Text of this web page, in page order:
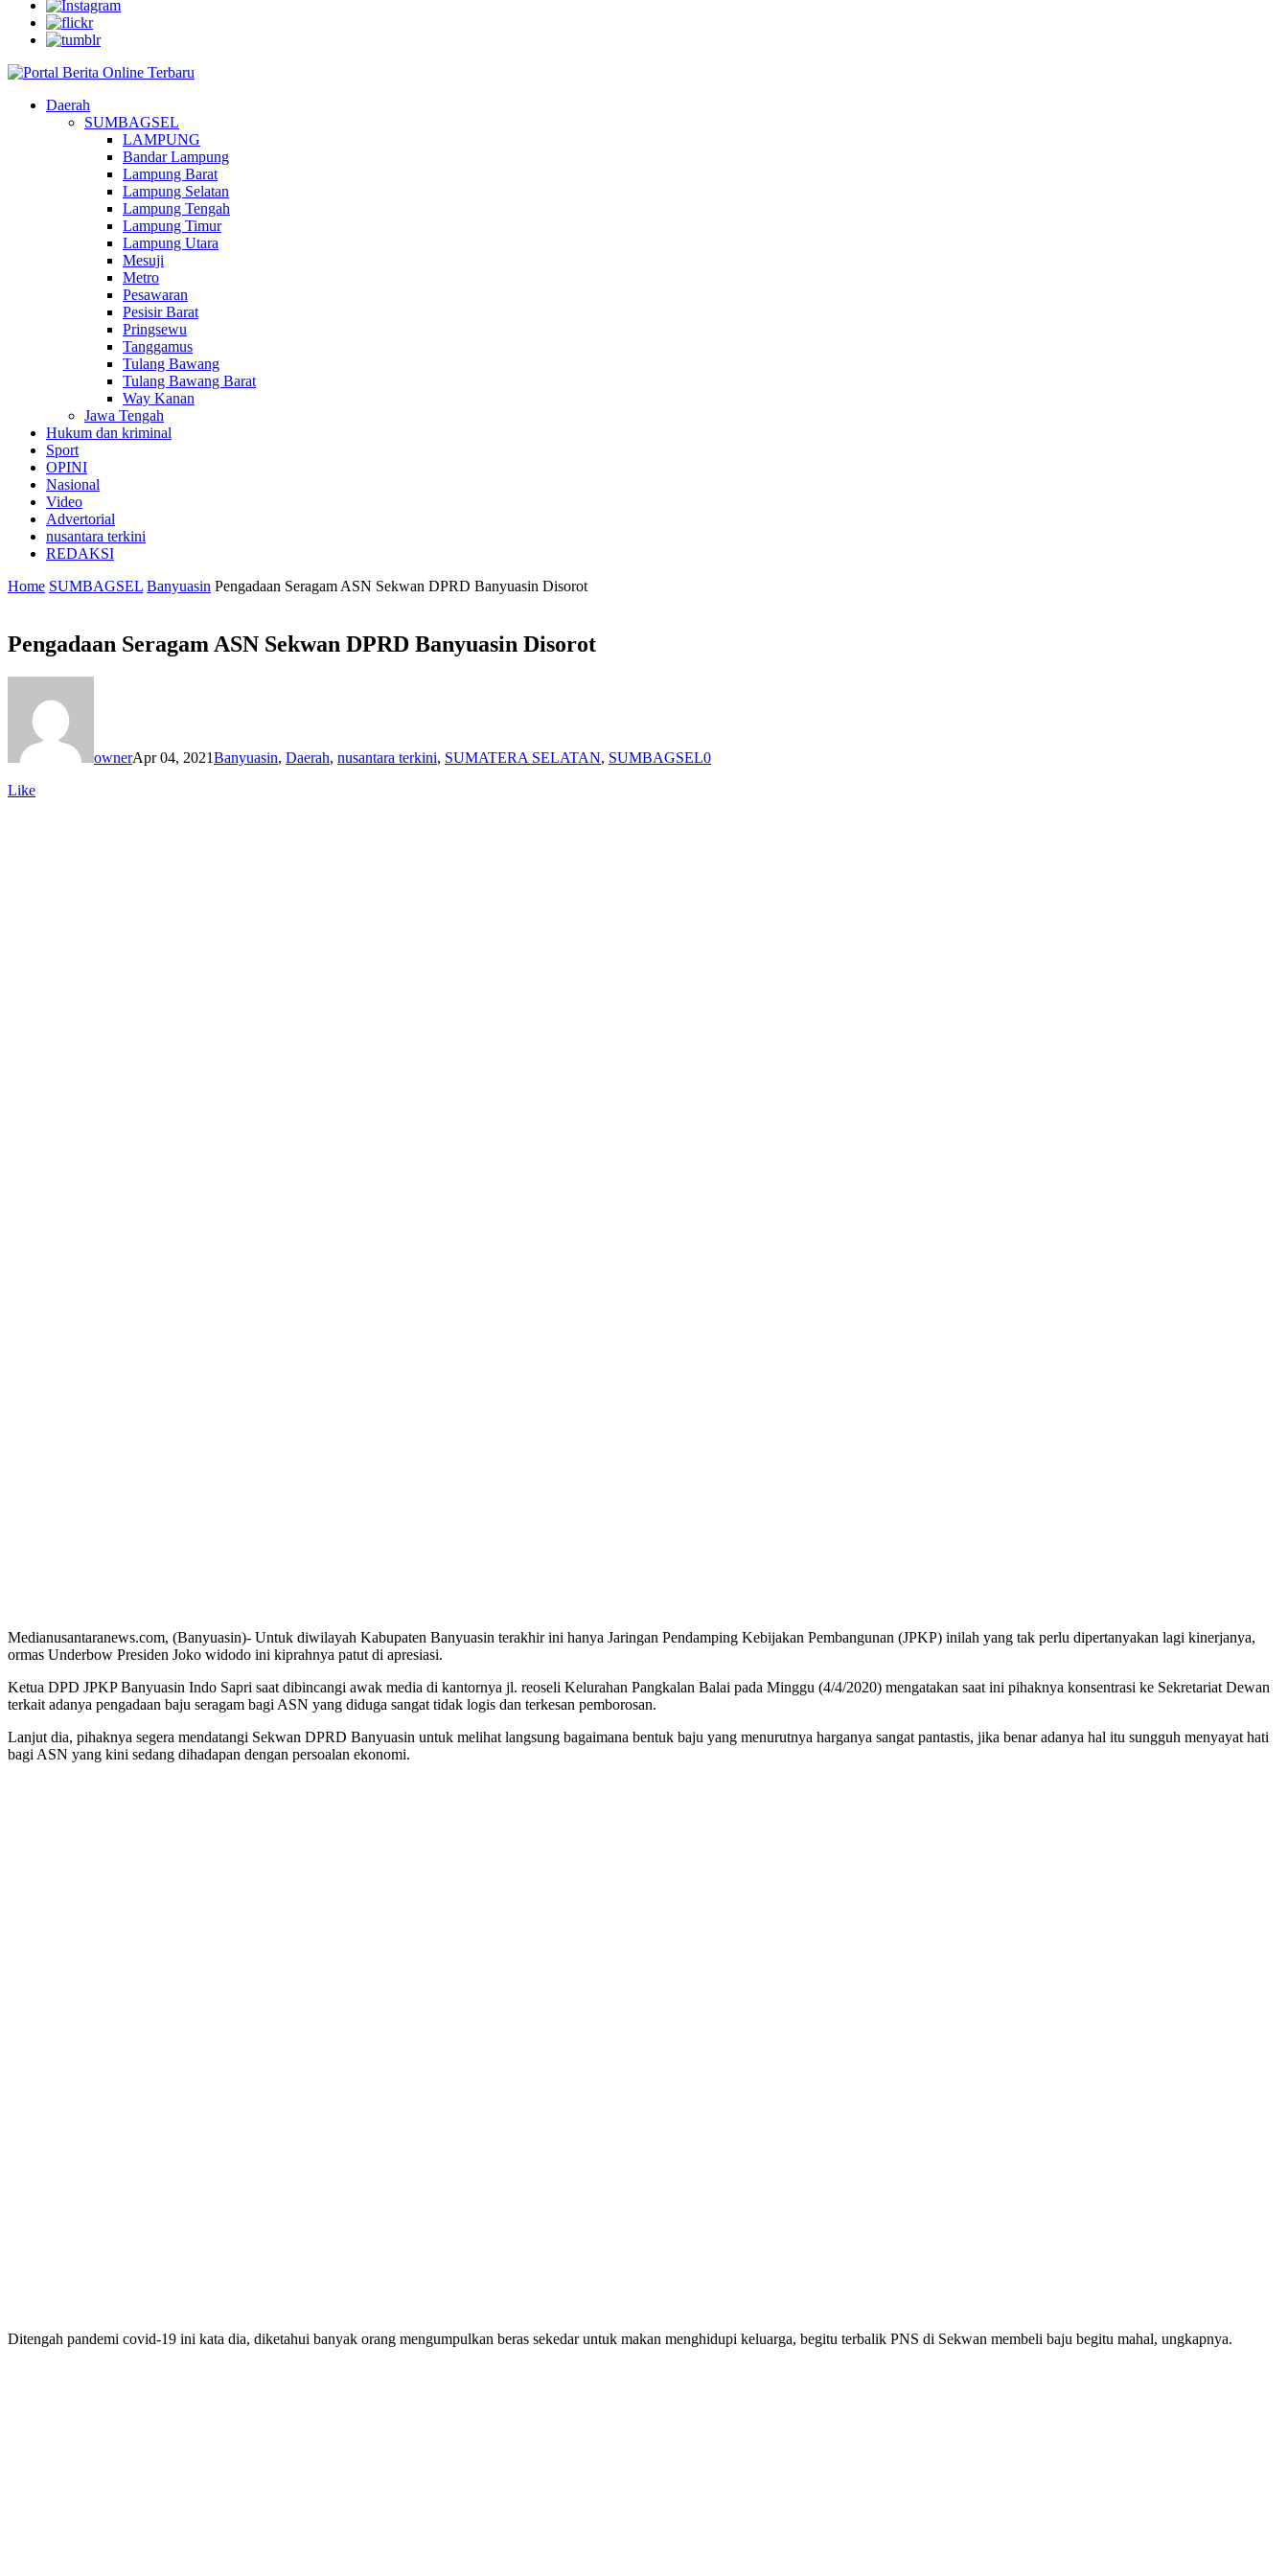
Daerah
SUMBAGSEL
LAMPUNG
Bandar Lampung
Lampung Barat
Lampung Selatan
Lampung Tengah
Lampung Timur
Lampung Utara
Mesuji
Metro
Pesawaran
Pesisir Barat
Pringsewu
Tanggamus
Tulang Bawang
Tulang Bawang Barat
Way Kanan
Jawa Tengah
Hukum dan kriminal
Sport
OPINI
Nasional
Video
Advertorial
nusantara terkini
REDAKSI
Home SUMBAGSEL Banyuasin Pengadaan Seragam ASN Sekwan DPRD Banyuasin Disorot
Pengadaan Seragam ASN Sekwan DPRD Banyuasin Disorot
ownerApr 04, 2021Banyuasin, Daerah, nusantara terkini, SUMATERA SELATAN, SUMBAGSEL0
Like
Medianusantaranews.com, (Banyuasin)- Untuk diwilayah Kabupaten Banyuasin terakhir ini hanya Jaringan Pendamping Kebijakan Pembangunan (JPKP) inilah yang tak perlu dipertanyakan lagi kinerjanya,
ormas Underbow Presiden Joko widodo ini kiprahnya patut di apresiasi.
Ketua DPD JPKP Banyuasin Indo Sapri saat dibincangi awak media di kantornya jl. reoseli Kelurahan Pangkalan Balai pada Minggu (4/4/2020) mengatakan saat ini pihaknya konsentrasi ke Sekretariat Dewan
terkait adanya pengadaan baju seragam bagi ASN yang diduga sangat tidak logis dan terkesan pemborosan.
Lanjut dia, pihaknya segera mendatangi Sekwan DPRD Banyuasin untuk melihat langsung bagaimana bentuk baju yang menurutnya harganya sangat pantastis, jika benar adanya hal itu sungguh menyayat hati
bagi ASN yang kini sedang dihadapan dengan persoalan ekonomi.
Ditengah pandemi covid-19 ini kata dia, diketahui banyak orang mengumpulkan beras sekedar untuk makan menghidupi keluarga, begitu terbalik PNS di Sekwan membeli baju begitu mahal, ungkapnya.